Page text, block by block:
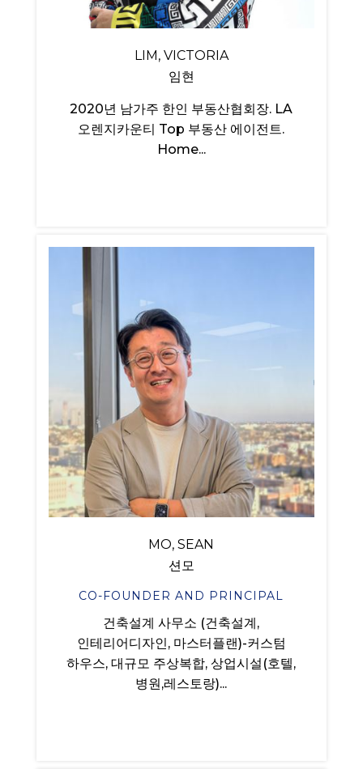
LIM, VICTORIA
임현
2020년 남가주 한인 부동산협회장. LA
오렌지카운티 Top 부동산 에이전트.
Home...
MO, SEAN
션모
CO-FOUNDER AND PRINCIPAL
건축설계 사무소 (건축설계,
인테리어디자인, 마스터플랜)-커스텀
하우스, 대규모 주상복합, 상업시설(호텔,
병원,레스토랑)...